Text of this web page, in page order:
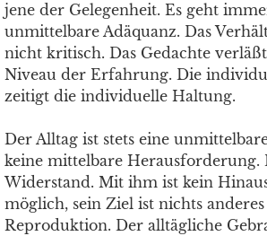
jene der Gelegenheit. Es geht
unmittelbare Adäquanz. Das
nicht kritisch. Das Gedachte
Niveau der Erfahrung. Die
zeitigt die individuelle Haltung.
Der Alltag ist stets eine
keine mittelbare Herausforderung.
Widerstand. Mit ihm ist kein
möglich, sein Ziel ist nichts anderes
Reproduktion. Der alltägliche